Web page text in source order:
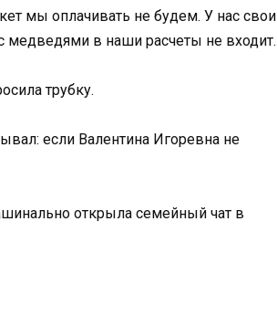
мы оплачивать не будем. У нас свои
медведями в наши расчеты не входит.
трубку.
если Валентина Игоревна не
открыла семейный чат в